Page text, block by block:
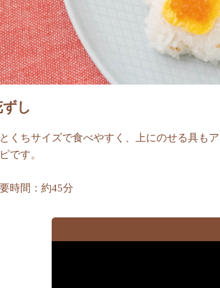
し
くちサイズで食べやすく、上にのせる具も
です。
時間：約45分